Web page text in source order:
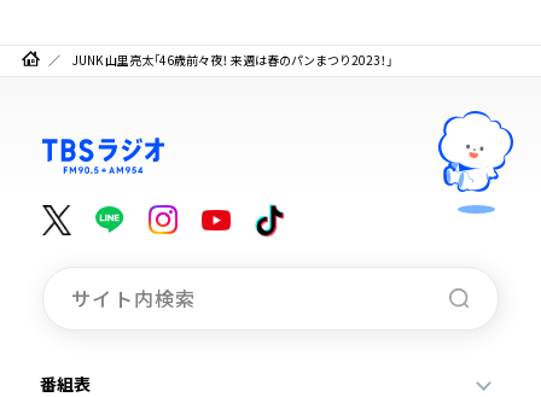
JUNK 山里亮太「46歳前々夜！ 来週は春のパンまつり2023！」
番組表